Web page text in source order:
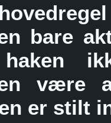
bare
være
er stilt